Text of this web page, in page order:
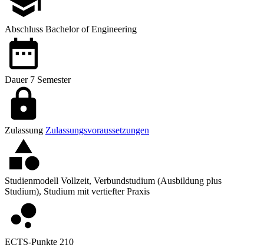
Abschluss Bachelor of Engineering
Dauer7 Semester
Zulassung Zulassungsvoraussetzungen
Studienmodell Vollzeit, Verbundstudium (Ausbildung plus
Studium), Studium mit vertiefter Praxis
ECTS-Punkte 210